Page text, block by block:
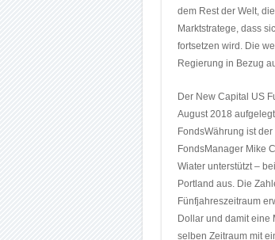
dem Rest der Welt,
Marktstratege, dass
fortsetzen wird. Die
Regierung in Bezug
Der New Capital US
August 2018
FondsWährung ist
FondsManager Mike
Wiater unterstützt –
Portland aus. Die
Fünfjahreszeitraum
Dollar und damit eine
selben Zeitraum mit